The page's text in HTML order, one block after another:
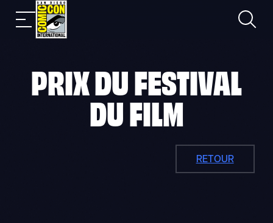
Skip
content
Nav
mobile
PRIX DU FESTIVAL
DU FILM
RETOUR